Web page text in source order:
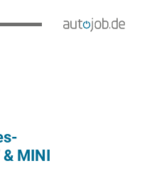
MINI